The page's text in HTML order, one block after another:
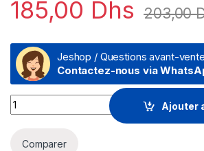
185,00 Dhs 203,00
Jeshop / Questions avant-vente
Contactez-nous via
Souris Sans Fil HP 200 (X6W31AA)
Ajouter
Comparer